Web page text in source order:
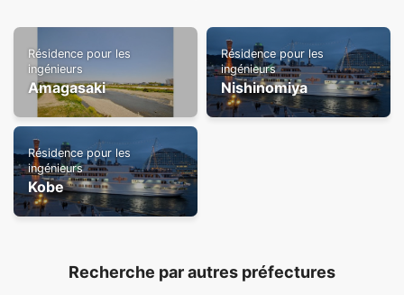
Résidence pour les
ingénieurs
Amagasaki
Résidence pour les
ingénieurs
Nishinomiya
Résidence pour les
ingénieurs
Kobe
Recherche par autres préfectures